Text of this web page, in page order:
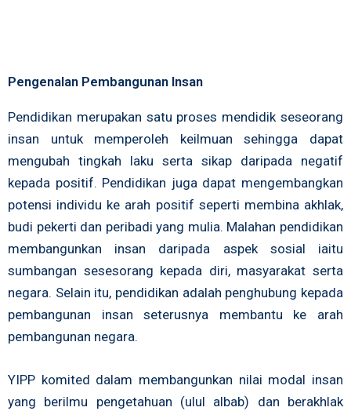
Pengenalan Pembangunan Insan
Pendidikan merupakan satu proses mendidik seseorang
insan untuk memperoleh keilmuan sehingga dapat
mengubah tingkah laku serta sikap daripada negatif
kepada positif. Pendidikan juga dapat mengembangkan
potensi individu ke arah positif seperti membina akhlak,
budi pekerti dan peribadi yang mulia. Malahan pendidikan
membangunkan insan daripada aspek sosial iaitu
sumbangan sesesorang kepada diri, masyarakat serta
negara. Selain itu, pendidikan adalah penghubung kepada
pembangunan insan seterusnya membantu ke arah
pembangunan negara.
YIPP komited dalam membangunkan nilai modal insan
yang berilmu pengetahuan (ulul albab) dan berakhlak